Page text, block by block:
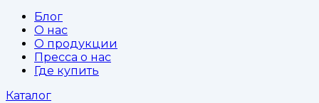
Блог
О нас
О продукции
Пресса о нас
Где купить
Каталог